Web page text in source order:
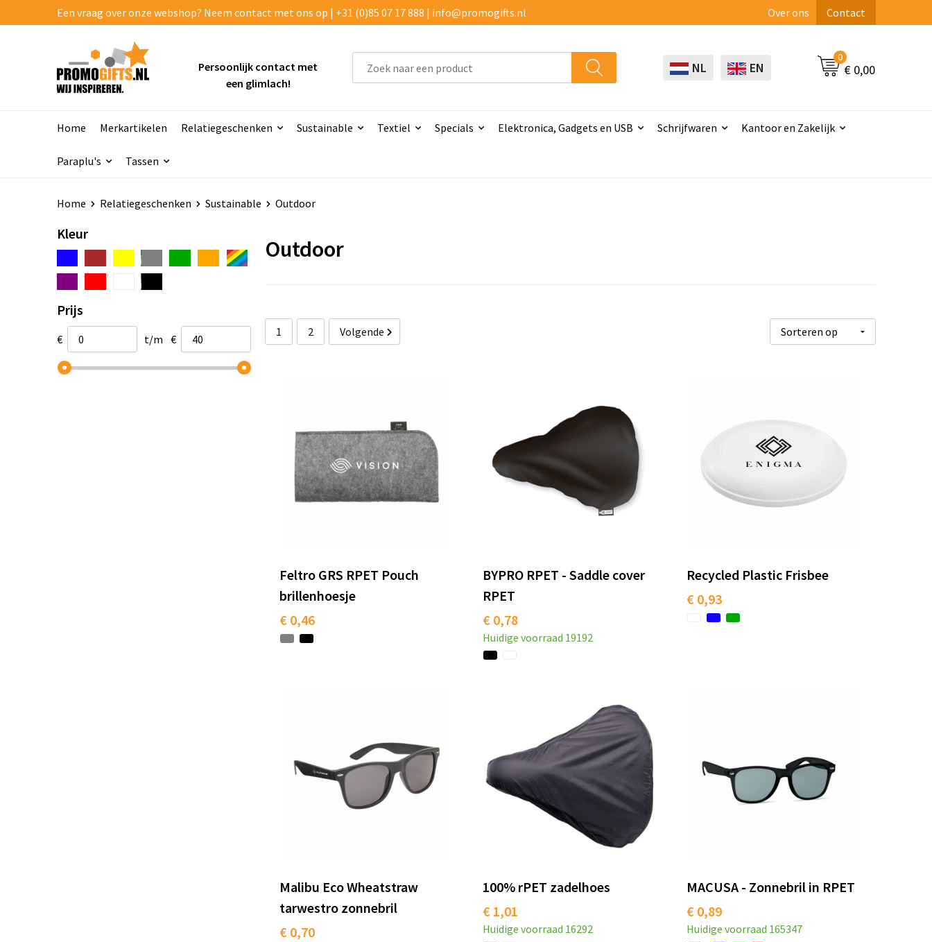
Een vraag over onze webshop? Neem contact met ons op | +31 (0)85 07 17 888 | info@promogifts.nl Over ons Contact
Persoonlijk contact met
een glimlach!
NL EN
0
€ 0,00
Home Merkartikelen Relatiegeschenken Sustainable Textiel Specials Elektronica, Gadgets en USB Schrijfwaren Kantoor en Zakelijk
Paraplu's Tassen
Home Relatiegeschenken Sustainable Outdoor
Kleur
Prijs
€ t/m €
Outdoor
1 2 Volgende
Feltro GRS RPET Pouch
brillenhoesje
€ 0,46
BYPRO RPET - Saddle cover
RPET
€ 0,78
Huidige voorraad 19192
Recycled Plastic Frisbee
€ 0,93
Malibu Eco Wheatstraw
tarwestro zonnebril
€ 0,70
100% rPET zadelhoes
€ 1,01
Huidige voorraad 16292
MACUSA - Zonnebril in RPET
€ 0,89
Huidige voorraad 165347